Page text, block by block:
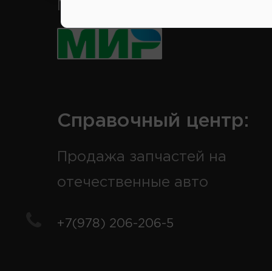
Справочный центр:
Продажа запчастей на
отечественные авто
+7(978) 206-206-5